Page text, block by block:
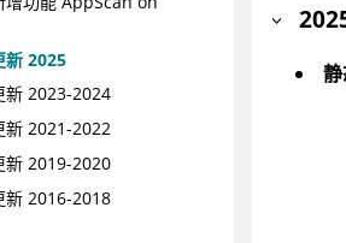
新 2025
新 2023-2024
新 2021-2022
新 2019-2020
新 2016-2018